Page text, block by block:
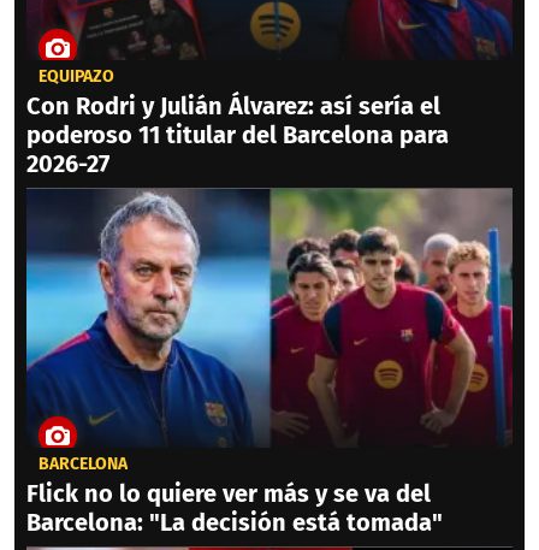
EQUIPAZO
Con Rodri y Julián Álvarez: así sería el
poderoso 11 titular del Barcelona para
2026-27
BARCELONA
Flick no lo quiere ver más y se va del
Barcelona: "La decisión está tomada"